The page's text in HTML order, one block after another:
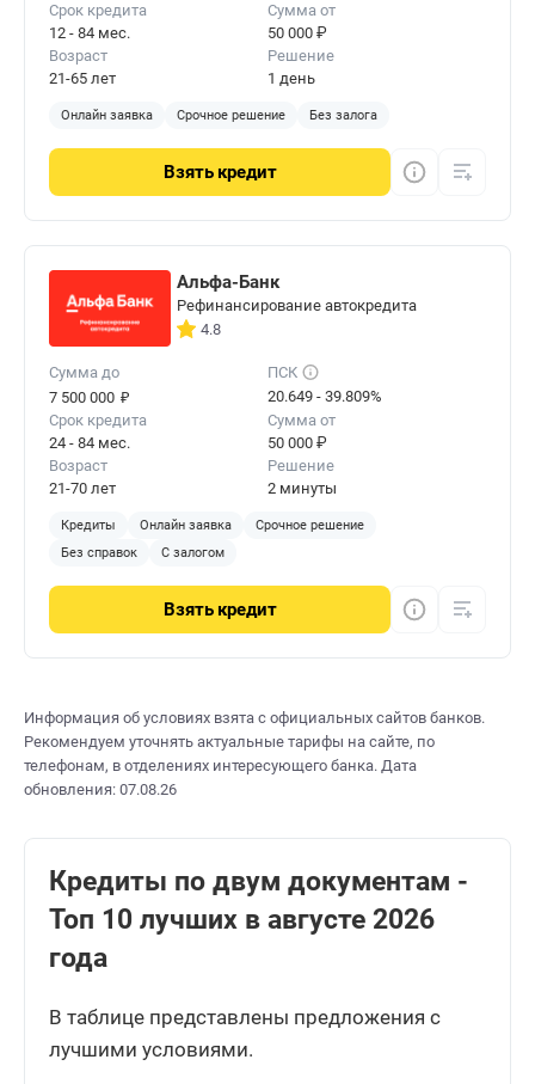
Срок кредита
12 - 84 мес.
Сумма от
50 000 ₽
Возраст
21-65 лет
Решение
1 день
Онлайн заявка Срочное решение Без залога
Взять кредит
Альфа-Банк
Рефинансирование автокредита
4.8
Сумма до
7 500 000 ₽
ПСК
20.649 - 39.809%
Срок кредита
24 - 84 мес.
Сумма от
50 000 ₽
Возраст
21-70 лет
Решение
2 минуты
Кредиты Онлайн заявка
Срочное решение
Без справок
С залогом
Взять кредит
Информация об условиях взята с официальных сайтов банков.
Рекомендуем уточнять актуальные тарифы на сайте, по
телефонам, в отделениях интересующего банка. Дата
обновления: 07.08.26
Кредиты по двум документам -
Топ 10 лучших в августе 2026
года
В таблице представлены предложения с
лучшими условиями.